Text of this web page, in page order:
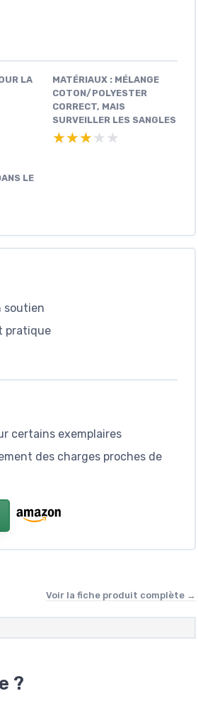
LA
MATÉRIAUX : MÉLANGE
COTON/POLYESTER
CORRECT, MAIS
SURVEILLER LES SANGLES
★★★★★
★★★★★
LE
soutien
pratique
certains exemplaires
des charges proches de
Voir la fiche produit complète →
?